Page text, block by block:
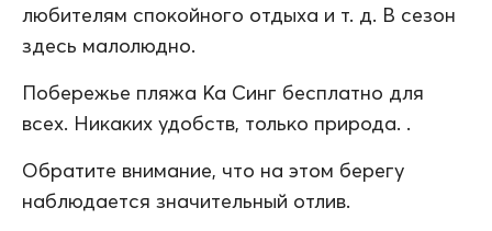
любителям спокойного отдыха и т. д. В сезон
здесь малолюдно.
Побережье пляжа Ка Синг бесплатно для
всех. Никаких удобств, только природа. .
Обратите внимание, что на этом берегу
наблюдается значительный отлив.